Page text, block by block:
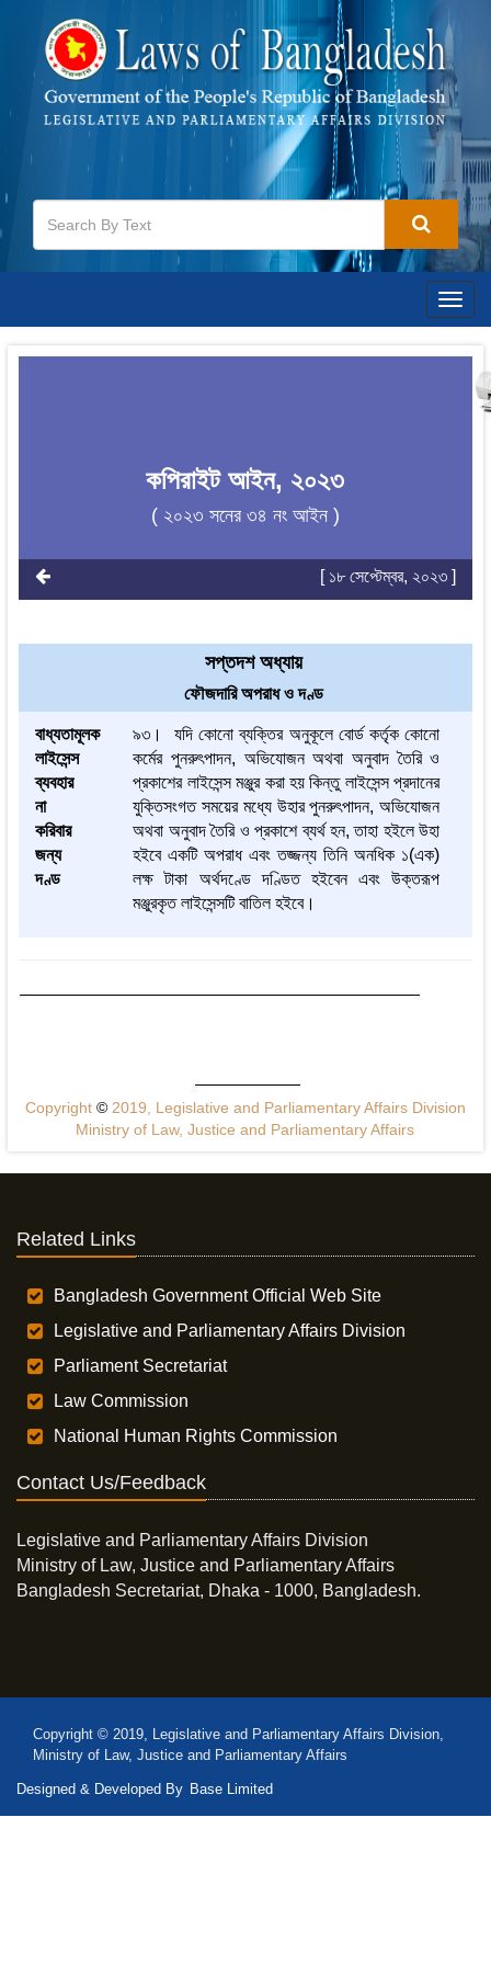
কপিরাইট আইন, ২০২৩
( ২০২৩ সনের ৩৪ নং আইন )
[ ১৮ সেপ্টেম্বর, ২০২৩ ]
সপ্তদশ অধ্যায়
ফৌজদারি অপরাধ ও দণ্ড
বাধ্যতামূলক
লাইসেন্স
ব্যবহার
না
করিবার
জন্য
দণ্ড
৯৩। যদি কোনো ব্যক্তির অনুকূলে বোর্ড কর্তৃক কোনো
কর্মের পুনরুৎপাদন, অভিযোজন অথবা অনুবাদ তৈরি ও
প্রকাশের লাইসেন্স মঞ্জুর করা হয় কিন্তু লাইসেন্স প্রদানের
যুক্তিসংগত সময়ের মধ্যে উহার পুনরুৎপাদন, অভিযোজন
অথবা অনুবাদ তৈরি ও প্রকাশে ব্যর্থ হন, তাহা হইলে উহা
হইবে একটি অপরাধ এবং তজ্জন্য তিনি অনধিক ১(এক)
লক্ষ টাকা অর্থদণ্ডে দণ্ডিত হইবেন এবং উক্তরূপ
মঞ্জুরকৃত লাইসেন্সটি বাতিল হইবে।
Copyright ©2019, Legislative and Parliamentary Affairs Division
Ministry of Law, Justice and Parliamentary Affairs
Related Links
Bangladesh Government Official Web Site
Legislative and Parliamentary Affairs Division
Parliament Secretariat
Law Commission
National Human Rights Commission
Contact Us/Feedback
Legislative and Parliamentary Affairs Division
Ministry of Law, Justice and Parliamentary Affairs
Bangladesh Secretariat, Dhaka - 1000, Bangladesh.
Copyright © 2019, Legislative and Parliamentary Affairs Division,
Ministry of Law, Justice and Parliamentary Affairs
Designed & Developed By Base Limited